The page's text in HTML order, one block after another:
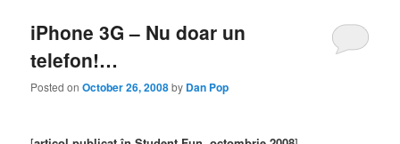
iPhone 3G – Nu doar un
telefon!…
Posted onOctober 26, 2008by Dan Pop